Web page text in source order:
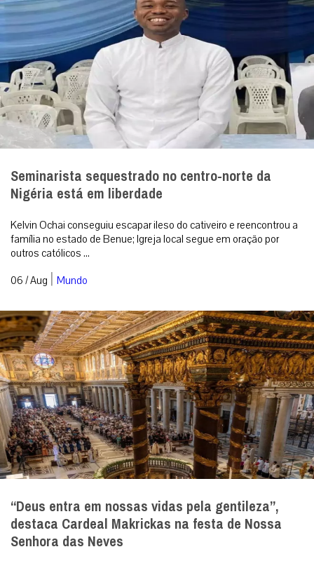
Seminarista sequestrado no centro-norte da
Nigéria está em liberdade
Kelvin Ochai conseguiu escapar ileso do cativeiro e reencontrou a
família no estado de Benue; Igreja local segue em oração por
outros católicos ...
06 / Aug | Mundo
“Deus entra em nossas vidas pela gentileza”,
destaca Cardeal Makrickas na festa de Nossa
Senhora das Neves